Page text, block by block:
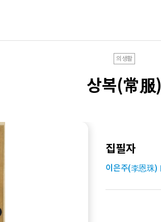
의생활
상복(常服)
집필자
이은주(李恩珠)